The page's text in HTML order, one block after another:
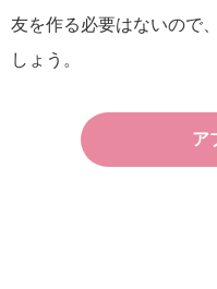
友を作る必要はないので
しょう。
ア